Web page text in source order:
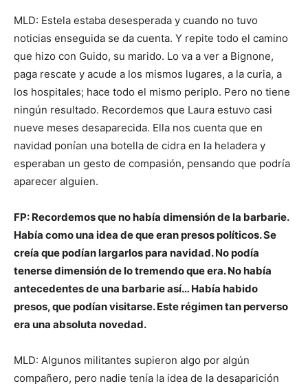
MLD: Estela estaba desesperada y cuando no tuvo
noticias enseguida se da cuenta. Y repite todo el camino
que hizo con Guido, su marido. Lo va a ver a Bignone,
paga rescate y acude a los mismos lugares, a la curia, a
los hospitales; hace todo el mismo periplo. Pero no tiene
ningún resultado. Recordemos que Laura estuvo casi
nueve meses desaparecida. Ella nos cuenta que en
navidad ponían una botella de cidra en la heladera y
esperaban un gesto de compasión, pensando que podría
aparecer alguien.
FP: Recordemos que no había dimensión de la barbarie.
Había como una idea de que eran presos políticos. Se
creía que podían largarlos para navidad. No podía
tenerse dimensión de lo tremendo que era. No había
antecedentes de una barbarie así… Había habido
presos, que podían visitarse. Este régimen tan perverso
era una absoluta novedad.
MLD: Algunos militantes supieron algo por algún
compañero, pero nadie tenía la idea de la desaparición